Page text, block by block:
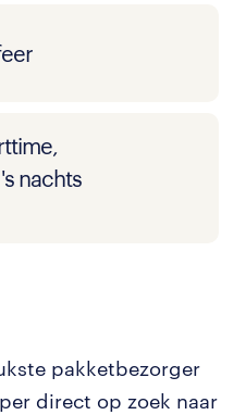
nachts
pakketbezorger
direct op zoek naar